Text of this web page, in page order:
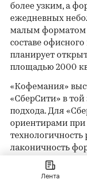
более узким, а
ежедневных
малым форматом
составе
планирует
площадью 2000
«Кофемания»
«СберСити» в
подхода. Для
ориентирами при
лаконичность
разрабатываем
искусственного
Лента